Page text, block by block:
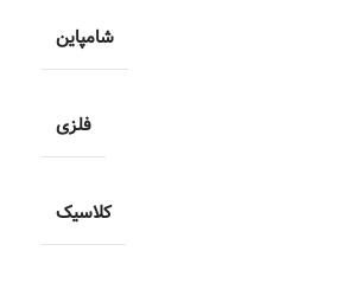
شامپاين
فلزی
کلاسیک